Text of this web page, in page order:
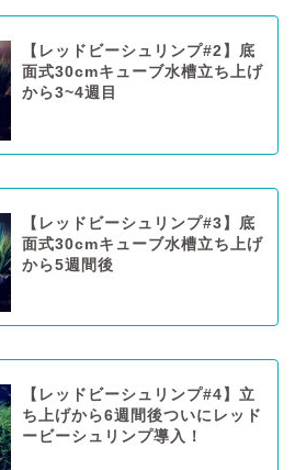
【レッドビーシュリンプ#2】底
面式30cmキューブ水槽立ち上げ
から3~4週目
【レッドビーシュリンプ#3】底
面式30cmキューブ水槽立ち上げ
から5週間後
【レッドビーシュリンプ#4】立
ち上げから6週間後ついにレッド
ービーシュリンプ導入！